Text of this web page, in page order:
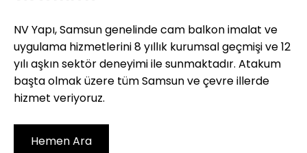
NV Yapı, Samsun genelinde cam balkon imalat ve
uygulama hizmetlerini 8 yıllık kurumsal geçmişi ve 12
yılı aşkın sektör deneyimi ile sunmaktadır. Atakum
başta olmak üzere tüm Samsun ve çevre illerde
hizmet veriyoruz.
Hemen Ara